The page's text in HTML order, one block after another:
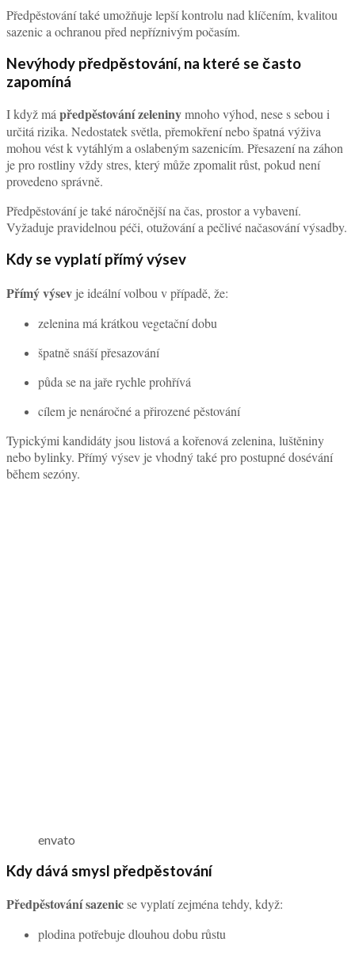
Předpěstování také umožňuje lepší kontrolu nad klíčením, kvalitou
sazenic a ochranou před nepříznivým počasím.
Nevýhody předpěstování, na které se často
zapomíná
I když mápředpěstování zeleninymnoho výhod, nese s sebou i
určitá rizika. Nedostatek světla, přemokření nebo špatná výživa
mohou vést k vytáhlým a oslabeným sazenicím. Přesazení na záhon
je pro rostliny vždy stres, který může zpomalit růst, pokud není
provedeno správně.
Předpěstování je také náročnější na čas, prostor a vybavení.
Vyžaduje pravidelnou péči, otužování a pečlivé načasování výsadby.
Kdy se vyplatí přímý výsev
Přímý výsev je ideální volbou v případě, že:
zelenina má krátkou vegetační dobu
špatně snáší přesazování
půda se na jaře rychle prohřívá
cílem je nenáročné a přirozené pěstování
Typickými kandidáty jsou listová a kořenová zelenina, luštěniny
nebo bylinky. Přímý výsev je vhodný také pro postupné dosévání
během sezóny.
envato
Kdy dává smysl předpěstování
Předpěstování sazenicse vyplatí zejména tehdy, když:
plodina potřebuje dlouhou dobu růstu